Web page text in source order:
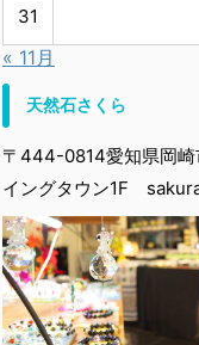
31
« 11月
天然石さくら
〒444-0814愛知県岡崎
イングタウン1F